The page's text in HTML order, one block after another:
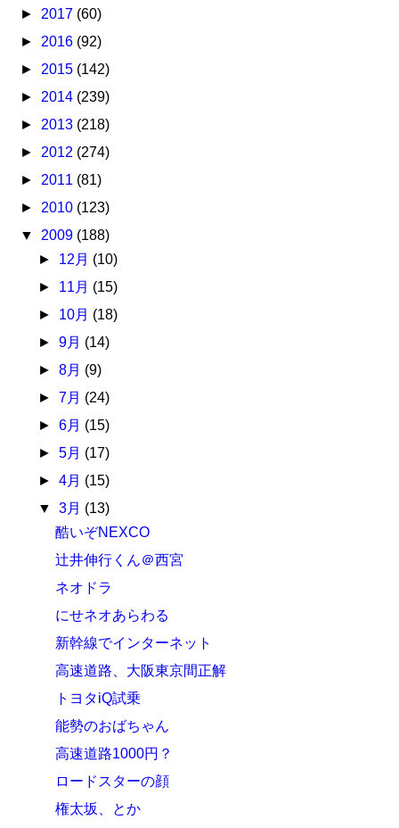
► 2017 (60)
► 2016 (92)
► 2015 (142)
► 2014 (239)
► 2013 (218)
► 2012 (274)
► 2011 (81)
► 2010 (123)
▼ 2009 (188)
► 12月 (10)
► 11月 (15)
► 10月 (18)
► 9月 (14)
► 8月 (9)
► 7月 (24)
► 6月 (15)
► 5月 (17)
► 4月 (15)
▼ 3月 (13)
酷いぞNEXCO
辻井伸行くん＠西宮
ネオドラ
にせネオあらわる
新幹線でインターネット
高速道路、大阪東京間正解
トヨタiQ試乗
能勢のおばちゃん
高速道路1000円？
ロードスターの顔
権太坂、とか